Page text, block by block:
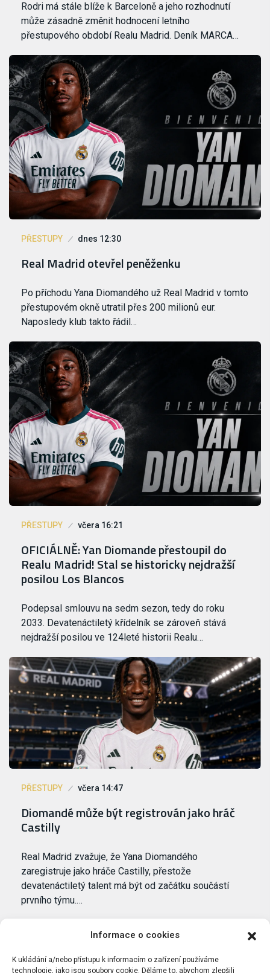
Informace o cookies
K ukládání a/nebo přístupu k informacím o zařízení používáme
technologie, jako jsou soubory cookie. Děláme to, abychom zlepšili
Rodri má stále blíže k Barceloně a jeho rozhodnutí
může zásadně změnit hodnocení letního
přestupového období Realu Madrid. Deník MARCA…
PŘESTUPY dnes 12:30
Real Madrid otevřel peněženku
Po příchodu Yana Diomandého už Real Madrid v tomto
přestupovém okně utratil přes 200 milionů eur.
Naposledy klub takto řádil…
PŘESTUPY včera 16:21
OFICIÁLNĚ: Yan Diomande přestoupil do
Realu Madrid! Stal se historicky nejdražší
posilou Los Blancos
Podepsal smlouvu na sedm sezon, tedy do roku
2033. Devatenáctiletý křídelník se zároveň stává
nejdražší posilou ve 124leté historii Realu…
PŘESTUPY včera 14:47
Diomandé může být registrován jako hráč
Castilly
Real Madrid zvažuje, že Yana Diomandého
zaregistruje jako hráče Castilly, přestože
devatenáctiletý talent má být od začátku součástí
prvního týmu.…